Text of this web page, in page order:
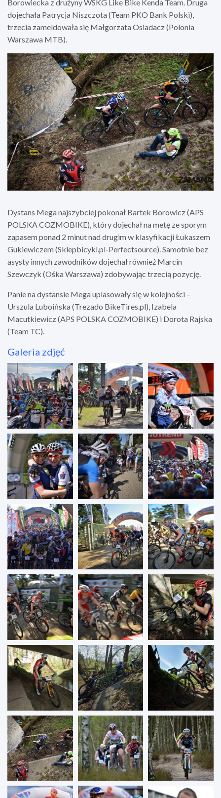
Borowiecka z drużyny WSKG Like Bike Kenda Team. Druga
dojechała Patrycja Niszczota (Team PKO Bank Polski),
trzecia zameldowała się Małgorzata Osiadacz (Polonia
Warszawa MTB).
Dystans Mega najszybciej pokonał Bartek Borowicz (APS
POLSKA COZMOBIKE), który dojechał na metę ze sporym
zapasem ponad 2 minut nad drugim w klasyfikacji Łukaszem
Gukiewiczem (Sklepbicykl.pl-Perfectsource). Samotnie bez
asysty innych zawodników dojechał również Marcin
Szewczyk (Ośka Warszawa) zdobywając trzecią pozycję.
Panie na dystansie Mega uplasowały się w kolejności –
Urszula Luboińska (Trezado BikeTires.pl), Izabela
Macutkiewicz (APS POLSKA COZMOBIKE) i Dorota Rajska
(Team TC).
Galeria zdjęć